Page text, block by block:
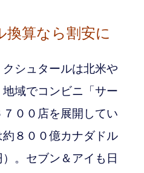
換算なら割安に
シュタールは北米や
域でコンビニ「サー
００店を展開してい
８００億カナダドル
）。セブン＆アイも日